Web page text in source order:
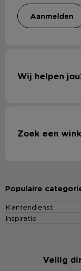
aanmelden
Wij helpen
Zoek een
Populaire
Klantendienst
Inspiratie
Veilig